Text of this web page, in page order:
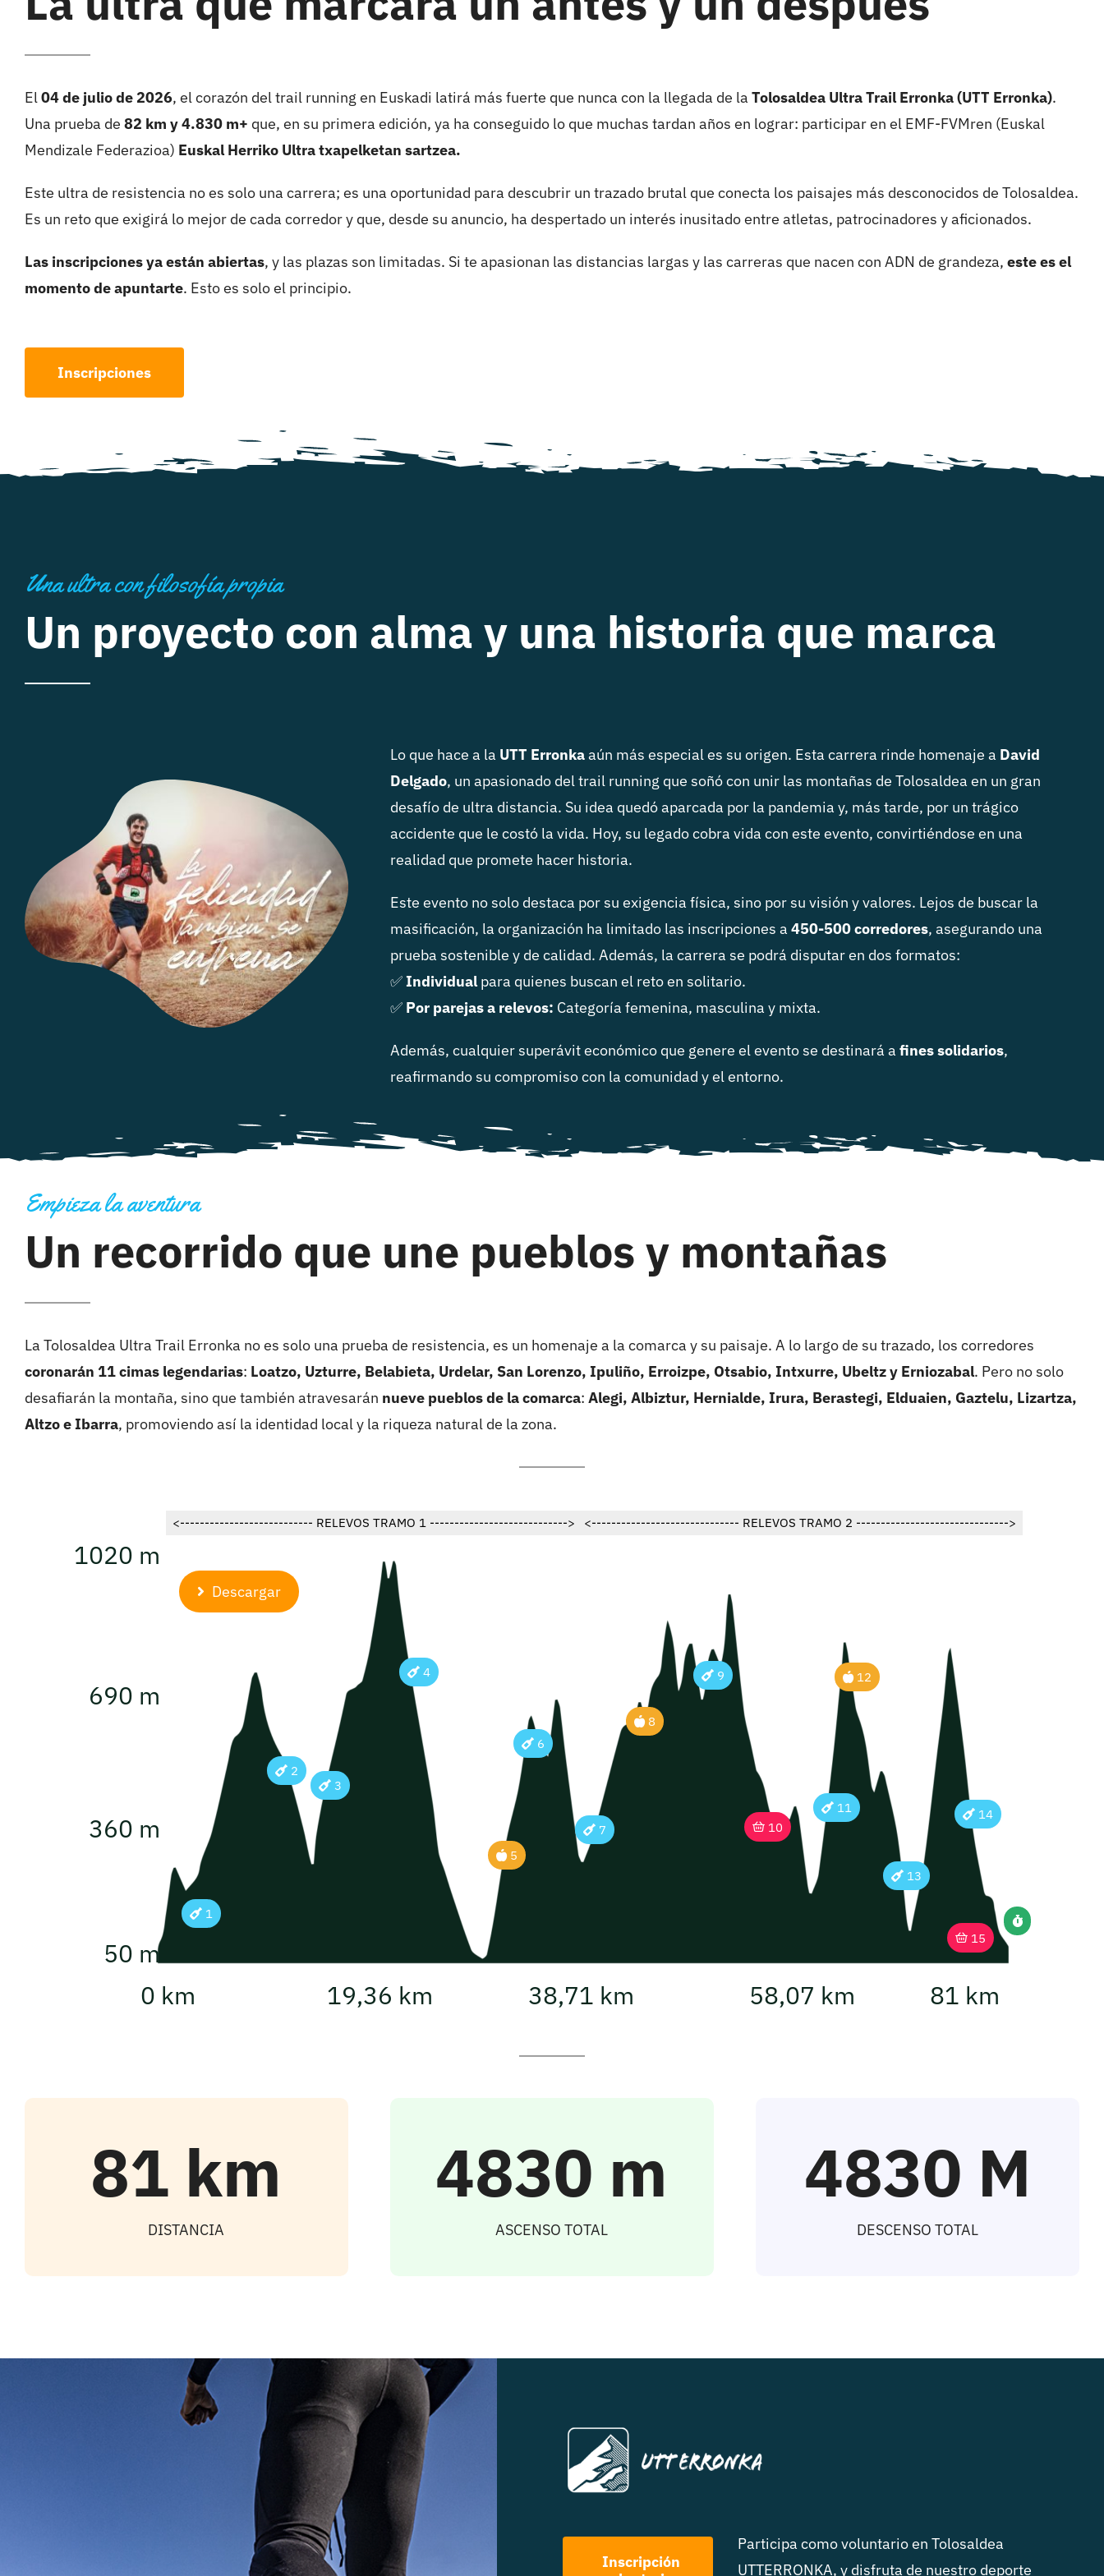
El04 de julio de 2026, el corazón del trail running en Euskadi latirá más fuerte que nunca con la llegada de la Tolosaldea Ultra Trail Erronka (UTT Erronka).
Una prueba de 82 km y 4.830 m+ que, en su primera edición, ya ha conseguido lo que muchas tardan años en lograr: participar en el EMF-FVMren (Euskal
Mendizale Federazioa) Euskal Herriko Ultra txapelketan sartzea.
Este ultra de resistencia no es solo una carrera; es una oportunidad para descubrir un trazado brutal que conecta los paisajes más desconocidos de Tolosaldea.
Es un reto que exigirá lo mejor de cada corredor y que, desde su anuncio, ha despertado un interés inusitado entre atletas, patrocinadores y aficionados.
Las inscripciones ya están abiertas, y las plazas son limitadas. Si te apasionan las distancias largas y las carreras que nacen con ADN de grandeza, este es el
momento de apuntarte. Esto es solo el principio.
Inscripciones
Una ultra con filosofía propia
Un proyecto con alma y una historia que marca
Lo que hace a la UTT Erronkaaún más especial es su origen. Esta carrera rinde homenaje a David
Delgado, un apasionado del trail running que soñó con unir las montañas de Tolosaldea en un gran
desafío de ultra distancia. Su idea quedó aparcada por la pandemia y, más tarde, por un trágico
accidente que le costó la vida. Hoy, su legado cobra vida con este evento, convirtiéndose en una
realidad que promete hacer historia.
Este evento no solo destaca por su exigencia física, sino por su visión y valores. Lejos de buscar la
masificación, la organización ha limitado las inscripciones a450-500 corredores, asegurando una
prueba sostenible y de calidad. Además, la carrera se podrá disputar en dos formatos:
✅ Individual para quienes buscan el reto en solitario.
✅ Por parejas a relevos: Categoría femenina, masculina y mixta.
Además, cualquier superávit económico que genere el evento se destinará afines solidarios,
reafirmando su compromiso con la comunidad y el entorno.
Empieza la aventura
Un recorrido que une pueblos y montañas
La Tolosaldea Ultra Trail Erronka no es solo una prueba de resistencia, es un homenaje a la comarca y su paisaje. A lo largo de su trazado, los corredores
coronarán 11 cimas legendarias: Loatzo, Uzturre, Belabieta, Urdelar, San Lorenzo, Ipuliño, Erroizpe, Otsabio, Intxurre, Ubeltz y Erniozabal. Pero no solo
desafiarán la montaña, sino que también atravesarán nueve pueblos de la comarca: Alegi, Albiztur, Hernialde, Irura, Berastegi, Elduaien, Gaztelu, Lizartza,
Altzo e Ibarra, promoviendo así la identidad local y la riqueza natural de la zona.
1
2
3
4
5
6
7
8
9
10
11
12
13
14
15
Descargar
<--------------------------- RELEVOS TRAMO 1 ----------------------------> <------------------------------ RELEVOS TRAMO 2 ------------------------------->
1020 m
690 m
360 m
50 m
0 km
19,36 km 38,71 km 58,07 km 81 km
81 km
DISTANCIA
4830 m
ASCENSO TOTAL
4830 M
DESCENSO TOTAL
Inscripción
Participa como voluntario en Tolosaldea
UTTERRONKA, y disfruta de nuestro deporte